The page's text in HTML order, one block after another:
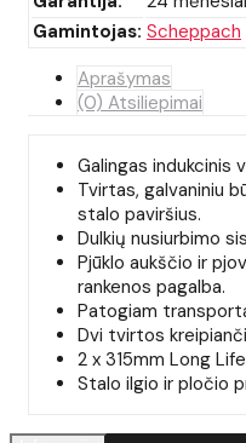
Gamintojas: Scheppach
Aprašymas
(0) Atsiliepimai
Galingas indukcinis
Tvirtas, galvaniniu
stalo paviršius.
Dulkių nusiurbimo
Pjūklo aukščio ir
rankenos pagalba.
Patogiam
Dvi tvirtos
2 x 315mm Long
Stalo ilgio ir pločio